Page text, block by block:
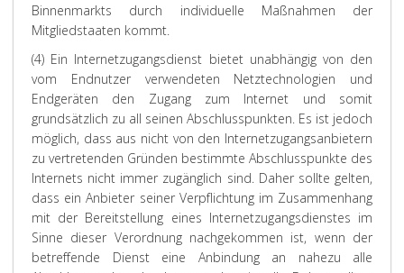
Binnenmarkts durch individuelle Maßnahmen der
Mitgliedstaaten kommt.
(4) Ein Internetzugangsdienst bietet unabhängig von den
vom Endnutzer verwendeten Netztechnologien und
Endgeräten den Zugang zum Internet und somit
grundsätzlich zu all seinen Abschlusspunkten. Es ist jedoch
möglich, dass aus nicht von den Internetzugangsanbietern
zu vertretenden Gründen bestimmte Abschlusspunkte des
Internets nicht immer zugänglich sind. Daher sollte gelten,
dass ein Anbieter seiner Verpflichtung im Zusammenhang
mit der Bereitstellung eines Internetzugangsdienstes im
Sinne dieser Verordnung nachgekommen ist, wenn der
betreffende Dienst eine Anbindung an nahezu alle